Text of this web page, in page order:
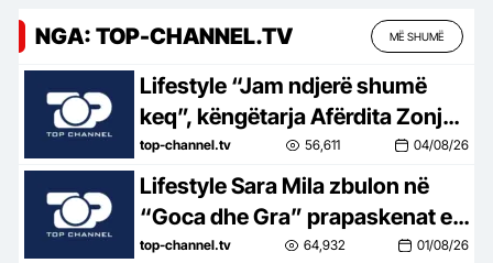
NGA: TOP-CHANNEL.TV MË SHUMË
Lifestyle “Jam ndjerë shumë
keq”, këngëtarja Afërdita Zonja:
Parashqevinë nuk e kam takuar
në Amerikë. Po të ishte në
Shqipëri…
top-channel.tv 56,611 04/08/26
Lifestyle Sara Mila zbulon në
“Goca dhe Gra” prapaskenat e
jetës së saj politike: Teatër jo i
top-channel.tv 64,932 01/08/26